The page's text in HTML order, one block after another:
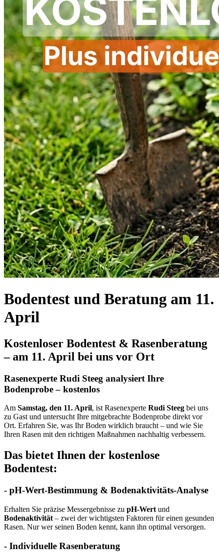
Bodentest und Beratung am 11.
April
Kostenloser Bodentest & Rasenberatung
– am 11. April bei uns vor Ort
Rasenexperte Rudi Steeg analysiert Ihre
Bodenprobe – kostenlos
Am Samstag, den 11. April, ist Rasenexperte Rudi Steeg bei uns
zu Gast und untersucht Ihre mitgebrachte Bodenprobe direkt vor
Ort. Erfahren Sie, was Ihr Boden wirklich braucht – und wie Sie
Ihren Rasen mit den richtigen Maßnahmen nachhaltig verbessern.
Das bietet Ihnen der kostenlose
Bodentest:
- pH-Wert-Bestimmung & Bodenaktivitäts-Analyse
Erhalten Sie präzise Messergebnisse zu pH-Wert und
Bodenaktivität – zwei der wichtigsten Faktoren für einen gesunden
Rasen. Nur wer seinen Boden kennt, kann ihn optimal versorgen.
- Individuelle Rasenberatung